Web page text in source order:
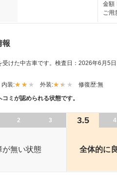
金額
ご用
報
けた中古車です。 検査日：2026年6月5日
内装: 外装: 修復歴:無
ミが認められる状態です。
2 3 3.5 4
が無い状態 全体的に